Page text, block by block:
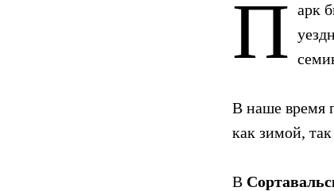
П арк
В наше время
как зимой,
В